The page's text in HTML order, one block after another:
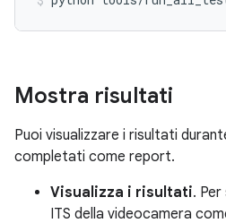
Mostra risultati
Puoi visualizzare i risultati
completati come report.
Visualizza i risultati.
ITS della videocamera